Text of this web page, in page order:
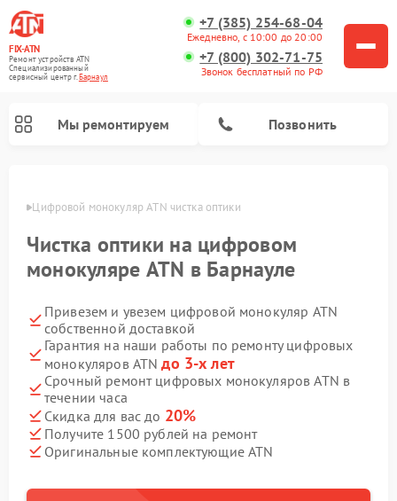
FIX-ATN
Ремонт устройств ATN
Специализированный
cервисный центр г.Барнаул
+7 (385) 254-68-04
Ежедневно, с 10:00 до 20:00
+7 (800) 302-71-75
Звонок бесплатный по РФ
Мы ремонтируем Позвонить
Цифровой монокуляр ATN чистка оптики
Чистка оптики на цифровом
монокуляре ATN в Барнауле
Привезем и увезем цифровой монокуляр ATN
собственной доставкой
Гарантия на наши работы по ремонту цифровых
монокуляров ATNдо 3-х лет
Срочный ремонт цифровых монокуляров ATN в
течении часа
Скидка для вас до 20%
Получите 1500 рублей на ремонт
Оригинальные комплектующие ATN